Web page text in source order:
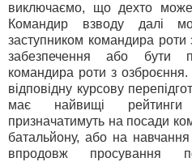
виключаємо, що дехто може
Командир взводу далі
заступником командира роти
забезпечення або бути
командира роти з
відповідну курсову
має найвищі рейтинги
призначатимуть на посади
батальйону, або на
впродовж просування